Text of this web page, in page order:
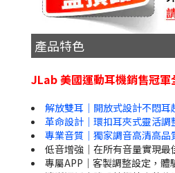
產品特色
JLab 美國運動耳機銷售冠軍
解放雙耳｜開放式設計不悶耳
革命設計｜環扣耳夾式靈活調
專業音質｜獨家調音高清高品
低音增強｜在所有音量實現最
專屬APP｜客製調整設定，體